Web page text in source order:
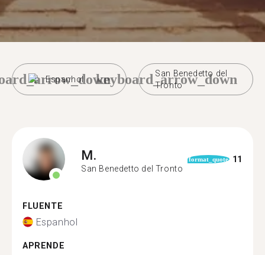
Espanhol
San Benedetto del
Tronto
keyboard_arrow_down
M.
San Benedetto del Tronto
format_quote 11
FLUENTE
Espanhol
APRENDE